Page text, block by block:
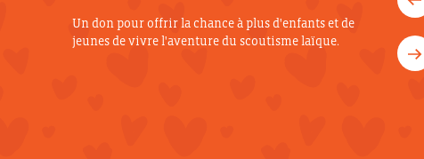
Un don pour offrir la chance à plus d'enfants et de
jeunes de vivre l'aventure du scoutisme laïque.